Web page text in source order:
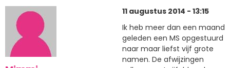
11 augustus 2014 - 13:15
Ik heb meer dan een maand
geleden een MS opgestuurd
naar maar liefst vijf grote
namen. De afwijzingen